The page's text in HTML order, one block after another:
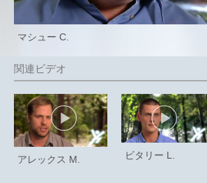
マシュー C.
アレックス M. ビタリー L.